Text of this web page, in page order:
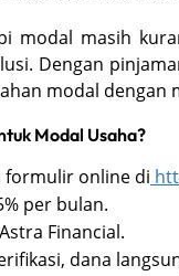
modal masih
Dengan
modal dengan
Modal Usaha?
formulir online di
per bulan.
Financial.
dana